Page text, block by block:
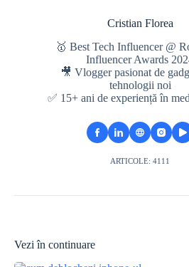
Cristian Florea
🥇 Best Tech Influencer @
Influencer Awards
🎥 Vlogger pasionat de
tehnologii noi
✅ 15+ ani de experiență în
ARTICOLE: 4111
Vezi în continuare